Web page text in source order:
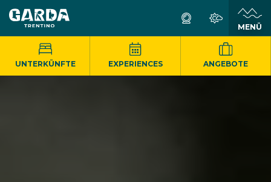
MENÜ
UNTERKÜNFTE EXPERIENCES ANGEBOTE